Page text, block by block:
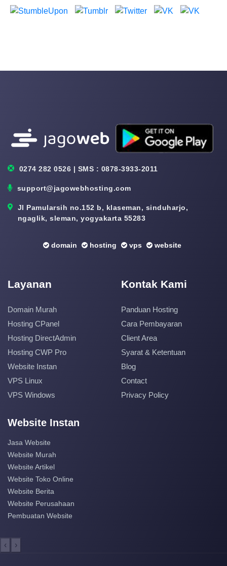
0274 282 0526 | SMS : 0878-3933-2011
support@jagowebhosting.com
Jl Pamularsih no.152 b, klaseman, sinduharjo,
ngaglik, sleman, yogyakarta 55283
domain hosting vps website
Layanan
Domain Murah
Hosting CPanel
Hosting DirectAdmin
Hosting CWP Pro
Website Instan
VPS Linux
VPS Windows
Kontak Kami
Panduan Hosting
Cara Pembayaran
Client Area
Syarat & Ketentuan
Blog
Contact
Privacy Policy
Website Instan
Jasa Website
Website Murah
Website Artikel
Website Toko Online
Website Berita
Website Perusahaan
Pembuatan Website
‹ ›